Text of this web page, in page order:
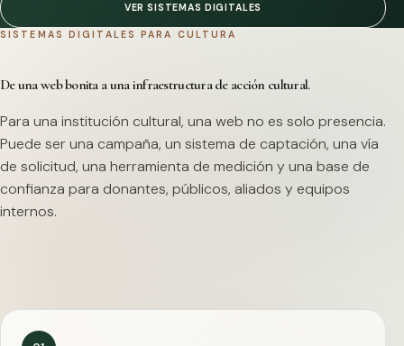
VER SISTEMAS DIGITALES
SISTEMAS DIGITALES PARA CULTURA
De una web bonita a una infraestructura de acción cultural.
Para una institución cultural, una web no es solo presencia.
Puede ser una campaña, un sistema de captación, una vía
de solicitud, una herramienta de medición y una base de
confianza para donantes, públicos, aliados y equipos
internos.